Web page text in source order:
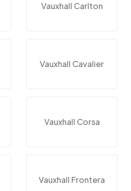
Vauxhall Carlton
Vauxhall Cavalier
Vauxhall Corsa
Vauxhall Frontera